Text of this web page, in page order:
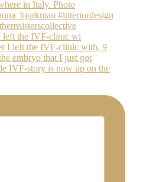
left the IVF-clinic wi